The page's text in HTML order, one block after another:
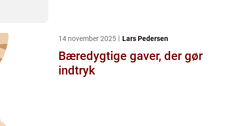
14 november 2025 Lars Pedersen
Bæredygtige gaver, der gør
indtryk